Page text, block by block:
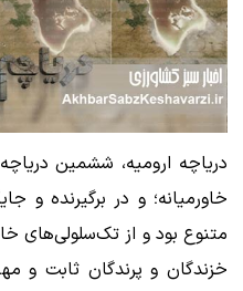
دریاچه ارومیه، ششمین
خاورمیانه؛ و در برگیرنده و
متنوع بود و از تک‌سلولی‌های
خزندگان و پرندگان ثابت و